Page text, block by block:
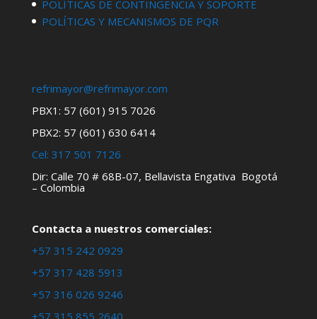
POLÍTICAS DE CONTINGENCIA Y SOPORTE
POLÍTICAS Y MECANISMOS DE PQR
refrimayor@refrimayor.com
PBX1: 57 (601) 915 7026
PBX2: 57 (601) 630 6414
Cel: 317 501 7126
Dir: Calle 70 # 68B-07, Bellavista Engativa Bogotá
– Colombia
Contacta a nuestros comerciales:
+57 315 242 0929
+57 317 428 5913
+57 316 026 9246
+57 315 855 2640